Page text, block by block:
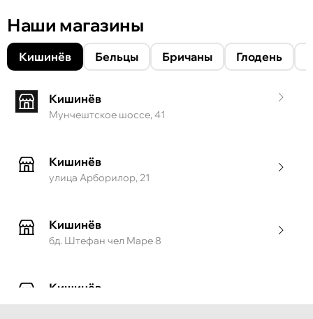
Наши магазины
Кишинёв Бельцы Бричаны Глодень
Кишинёв
Мунчештское шоссе, 41
Кишинёв
улица Арборилор, 21
Кишинёв
бд. Штефан чел Маре 8
Кишинёв